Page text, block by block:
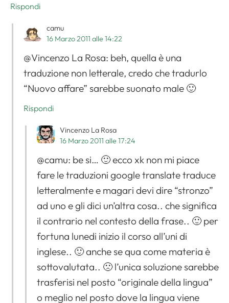
Rispondi
camu
16 Marzo 2011 alle 14:22
@Vincenzo La Rosa: beh, quella è una
traduzione non letterale, credo che tradurlo
“Nuovo affare” sarebbe suonato male 🙂
Rispondi
Vincenzo La Rosa
16 Marzo 2011 alle 17:24
@camu: be si… 🙂 ecco xk non mi piace
fare le traduzioni google translate traduce
letteralmente e magari devi dire “stronzo”
ad uno e gli dici un’altra cosa.. che significa
il contrario nel contesto della frase.. 🙂 per
fortuna lunedi inizio il corso all’uni di
inglese.. 🙂 anche se qua come materia è
sottovalutata.. 🙁 l’unica soluzione sarebbe
trasferisi nel posto “originale della lingua”
o meglio nel posto dove la lingua viene
Apri il menu di navigazione